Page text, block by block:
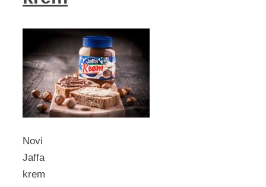
Novi
Jaffa
krem